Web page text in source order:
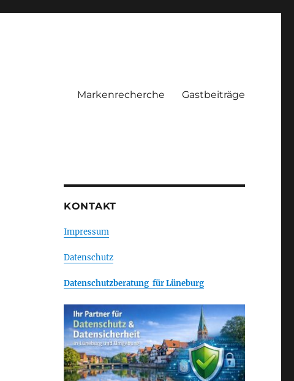
Markenrecherche Gastbeiträge
KONTAKT
Impressum
Datenschutz
Datenschutzberatung für Lüneburg